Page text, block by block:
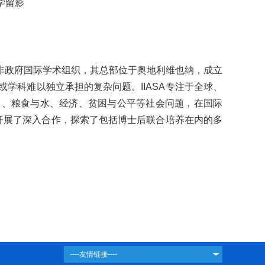
留影
府国际学术组织，其总部位于奥地利维也纳，成立
科难以独立承担的复杂问题。IIASA专注于全球、
粮食与水、经济、贫困与公平等社会问题，在国际
了深入合作，探索了包括博士后联合培养在内的多
----友情链接----